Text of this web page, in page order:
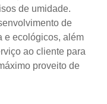
de umidade.
de
e ecológicos, além
ao cliente para
proveito de